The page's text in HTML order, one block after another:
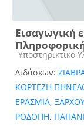
Εισαγωγική
Κατηγορία
Υποστηρικτικό
Διδάσκων:
ΚΟΡΤΕΖΗ
ΕΡΑΣΜΙΑ,
ΡΟΔΟΠΗ,